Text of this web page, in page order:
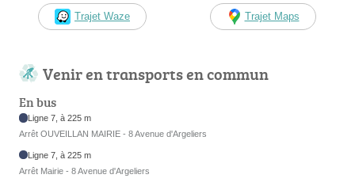
Trajet Waze Trajet Maps
Venir en transports en commun
En bus
Ligne 7, à 225 m
Arrêt OUVEILLAN MAIRIE - 8 Avenue d'Argeliers
Ligne 7, à 225 m
Arrêt Mairie - 8 Avenue d'Argeliers